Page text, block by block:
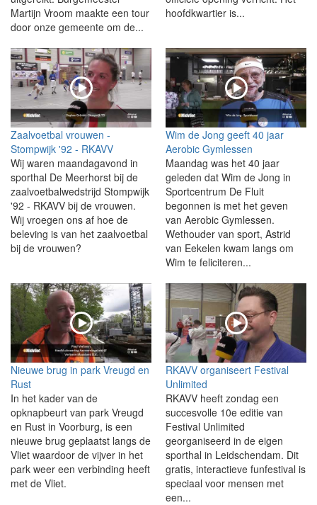
Martijn Vroom maakte een tour
door onze gemeente om de...
hoofdkwartier is...
Zaalvoetbal vrouwen -
Stompwijk '92 - RKAVV
Wij waren maandagavond in
sporthal De Meerhorst bij de
zaalvoetbalwedstrijd Stompwijk
'92 - RKAVV bij de vrouwen.
Wij vroegen ons af hoe de
beleving is van het zaalvoetbal
bij de vrouwen?
Wim de Jong geeft 40 jaar
Aerobic Gymlessen
Maandag was het 40 jaar
geleden dat Wim de Jong in
Sportcentrum De Fluit
begonnen is met het geven
van Aerobic Gymlessen.
Wethouder van sport, Astrid
van Eekelen kwam langs om
Wim te feliciteren...
Nieuwe brug in park Vreugd en
Rust
In het kader van de
opknapbeurt van park Vreugd
en Rust in Voorburg, is een
nieuwe brug geplaatst langs de
Vliet waardoor de vijver in het
park weer een verbinding heeft
met de Vliet.
RKAVV organiseert Festival
Unlimited
RKAVV heeft zondag een
succesvolle 10e editie van
Festival Unlimited
georganiseerd in de eigen
sporthal in Leidschendam. Dit
gratis, interactieve funfestival is
speciaal voor mensen met
een...